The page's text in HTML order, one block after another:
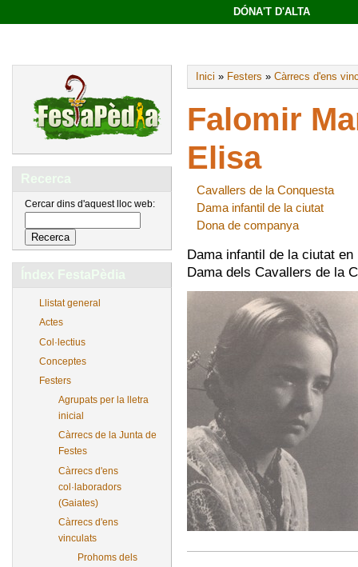
DÓNA'T D'ALTA
Recerca
Cercar dins d'aquest lloc web:
Índex FestaPèdia
Llistat general
Actes
Col·lectius
Conceptes
Festers
Agrupats per la lletra
inicial
Càrrecs de la Junta de
Festes
Càrrecs d'ens
col·laboradors
(Gaiates)
Càrrecs d'ens
vinculats
Prohoms dels
Inici » Festers » Càrrecs d'ens
Falomir
Elisa
Cavallers de la Conquesta
Dama infantil de la ciutat
Dona de companya
Dama infantil de la ciutat en
Dama dels Cavallers de la